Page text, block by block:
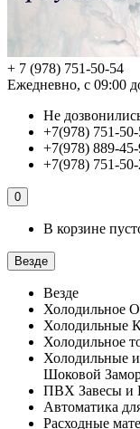
+ 7 (978) 751-50-54
Ежедневно, с 09:00
Не
+7(978) 751-
+7(978) 889-
+7(978) 751-
0
В корзине
Везде
Везде
Холодильное
Холодильные
Холодильное
Холодильные
Шоковой
ПВХ Завесы и
Автоматика
Расходные